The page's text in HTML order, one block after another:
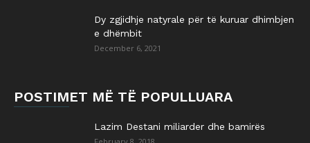
Dy zgjidhje natyrale për të kuruar dhimbjen
e dhëmbit
December 6, 2021
POSTIMET MË TË POPULLUARA
Lazim Destani miliarder dhe bamirës